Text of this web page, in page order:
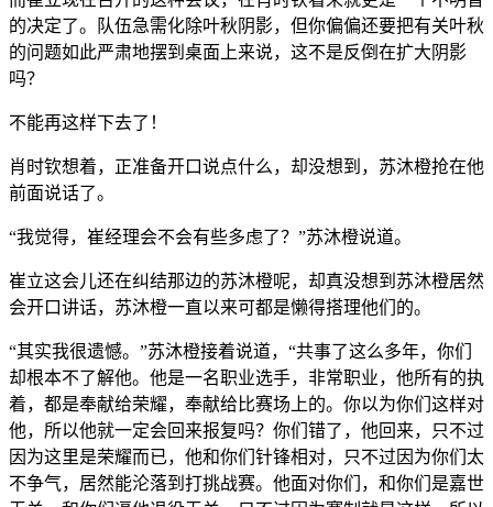
的决定了。队伍急需化除叶秋阴影，但你偏偏还要把有关叶秋
的问题如此严肃地摆到桌面上来说，这不是反倒在扩大阴影
吗？
不能再这样下去了！
肖时钦想着，正准备开口说点什么，却没想到，苏沐橙抢在他
前面说话了。
“我觉得，崔经理会不会有些多虑了？”苏沐橙说道。
崔立这会儿还在纠结那边的苏沐橙呢，却真没想到苏沐橙居然
会开口讲话，苏沐橙一直以来可都是懒得搭理他们的。
“其实我很遗憾。”苏沐橙接着说道，“共事了这么多年，你们
却根本不了解他。他是一名职业选手，非常职业，他所有的执
着，都是奉献给荣耀，奉献给比赛场上的。你以为你们这样对
他，所以他就一定会回来报复吗？你们错了，他回来，只不过
因为这里是荣耀而已，他和你们针锋相对，只不过因为你们太
不争气，居然能沦落到打挑战赛。他面对你们，和你们是嘉世